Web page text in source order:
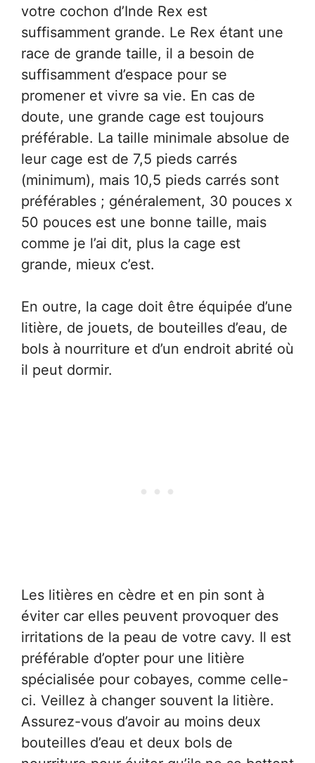
votre cochon d’Inde Rex est
suffisamment grande. Le Rex étant une
race de grande taille, il a besoin de
suffisamment d’espace pour se
promener et vivre sa vie. En cas de
doute, une grande cage est toujours
préférable. La taille minimale absolue de
leur cage est de 7,5 pieds carrés
(minimum), mais 10,5 pieds carrés sont
préférables ; généralement, 30 pouces x
50 pouces est une bonne taille, mais
comme je l’ai dit, plus la cage est
grande, mieux c’est.
En outre, la cage doit être équipée d’une
litière, de jouets, de bouteilles d’eau, de
bols à nourriture et d’un endroit abrité où
il peut dormir.
Les litières en cèdre et en pin sont à
éviter car elles peuvent provoquer des
irritations de la peau de votre cavy. Il est
préférable d’opter pour une litière
spécialisée pour cobayes, comme celle-
ci. Veillez à changer souvent la litière.
Assurez-vous d’avoir au moins deux
bouteilles d’eau et deux bols de